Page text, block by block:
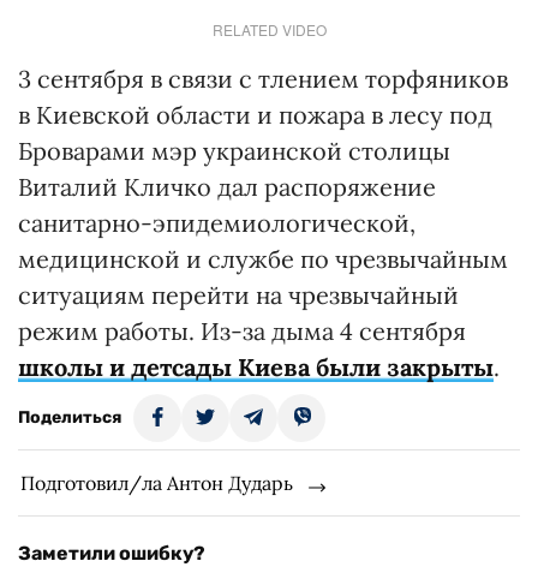
RELATED VIDEO
3 сентября в связи с тлением торфяников
в Киевской области и пожара в лесу под
Броварами мэр украинской столицы
Виталий Кличко дал распоряжение
санитарно-эпидемиологической,
медицинской и службе по чрезвычайным
ситуациям перейти на чрезвычайный
режим работы. Из-за дыма 4 сентября
школы и детсады Киева были закрыты.
Поделиться
Подготовил/ла Антон Дударь
Заметили ошибку?